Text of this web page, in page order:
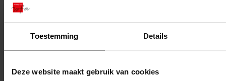
Toestemming Details
Deze website maakt gebruik van cookies
duurzaam webadres